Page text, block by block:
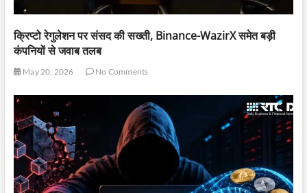
क्रिप्टो रेगुलेशन पर संसद की सख्ती, Binance-WazirX समेत बड़ी
कंपनियों से जवाब तलब
May 20, 2026 No Comments